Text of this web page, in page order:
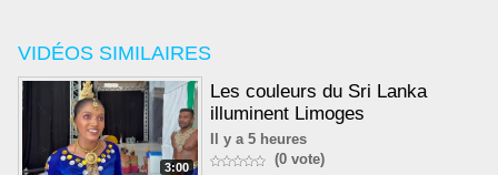
VIDÉOS SIMILAIRES
3:00
Les couleurs du Sri Lanka
illuminent Limoges
Il y a 5 heures
(0 vote)